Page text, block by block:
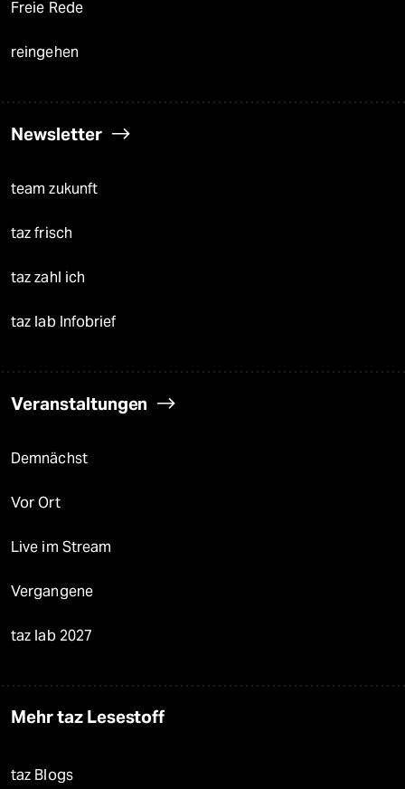
Freie Rede
reingehen
Newsletter
team zukunft
taz frisch
taz zahl ich
taz lab Infobrief
Veranstaltungen
Demnächst
Vor Ort
Live im Stream
Vergangene
taz lab 2027
Mehr taz Lesestoff
taz Blogs